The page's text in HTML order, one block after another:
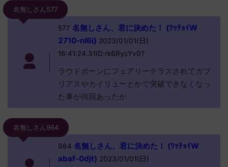
名無しさん577
577 名無しさん、君に決めた！ (ﾜｯﾁｮｲW
2710-nI6i) 2023/01/01(日)
16:41:24.31ID:rk6RycYv0?
ラウドボーンにフェアリーテラスされてガブ
リアスやカイリューとかで突破できなくなっ
た事が何回あったか
名無しさん964
964 名無しさん、君に決めた！ (ﾜｯﾁｮｲW
abaf-0djt) 2023/01/01(日)